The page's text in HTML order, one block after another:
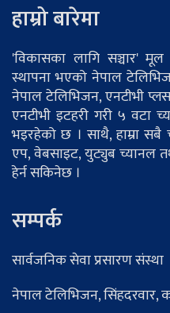
हाम्रो बारेमा
'विकासका लागि सञ्चार'
स्थापना भएको नेपाल
नेपाल टेलिभिजन, एनटीभी
एनटीभी इटहरी गरी ५ वटा
भइरहेको छ । साथै, हाम्रा सबै
एप, वेबसाइट, युट्युब च्यानल
हेर्न सकिनेछ ।
सम्पर्क
सार्वजनिक सेवा प्रसारण संस्था
नेपाल टेलिभिजन, सिंहदरवार,